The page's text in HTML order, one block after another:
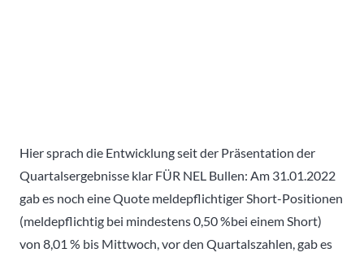
Hier sprach die Entwicklung seit der Präsentation der
Quartalsergebnisse klar FÜR NEL Bullen: Am 31.01.2022
gab es noch eine Quote meldepflichtiger Short-Positionen
(meldepflichtig bei mindestens 0,50 %bei einem Short)
von 8,01 % bis Mittwoch, vor den Quartalszahlen, gab es